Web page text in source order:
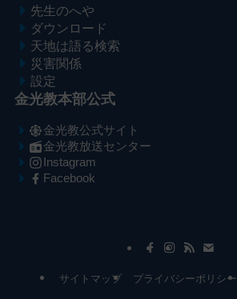
先生のへや
ダウンロード
天地は語る検索
災害関係
設定
金光教本部公式
金光教公式サイト
金光教放送センター
Instagram
Facebook
サイトマップ プライバシーポリシー